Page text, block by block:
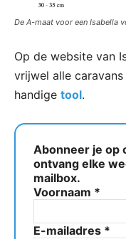
De A-maat voor een Isabella
Op de website van
vrijwel alle
handige tool.
Abonneer je op
ontvang elke
mailbox.
Voornaam *
E-mailadres *